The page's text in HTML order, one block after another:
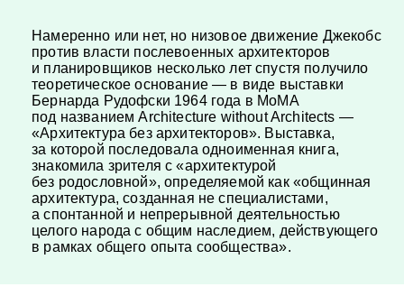
Намеренно или нет, но низовое движение Джекобс
против власти послевоенных архитекторов
и планировщиков несколько лет спустя получило
теоретическое основание — в виде выставки
Бернарда Рудофски 1964 года в MoMA
под названием Architecture without Architects —
«Архитектура без архитекторов». Выставка,
за которой последовала одноименная книга,
знакомила зрителя с «архитектурой
без родословной», определяемой как «общинная
архитектура, созданная не специалистами,
а спонтанной и непрерывной деятельностью
целого народа с общим наследием, действующего
в рамках общего опыта сообщества».